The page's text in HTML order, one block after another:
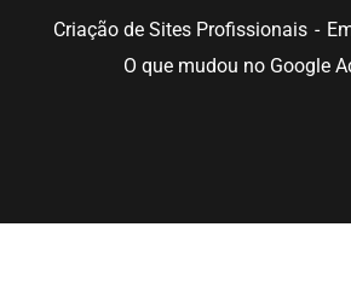
Criação de Sites Profissionais
O que mudou no Google